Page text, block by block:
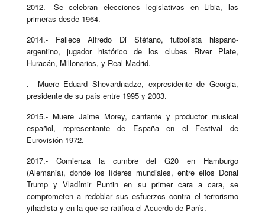
2012.- Se celebran elecciones legislativas en Libia, las
primeras desde 1964.
2014.- Fallece Alfredo Di Stéfano, futbolista hispano-
argentino, jugador histórico de los clubes River Plate,
Huracán, Millonarios, y Real Madrid.
.– Muere Eduard Shevardnadze, expresidente de Georgia,
presidente de su país entre 1995 y 2003.
2015.- Muere Jaime Morey, cantante y productor musical
español, representante de España en el Festival de
Eurovisión 1972.
2017.- Comienza la cumbre del G20 en Hamburgo
(Alemania), donde los líderes mundiales, entre ellos Donal
Trump y Vladímir Puntin en su primer cara a cara, se
comprometen a redoblar sus esfuerzos contra el terrorismo
yihadista y en la que se ratifica el Acuerdo de París.